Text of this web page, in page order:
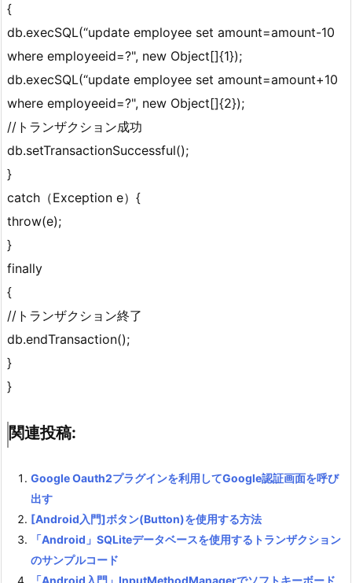
{
db.execSQL(“update employee set amount=amount-10
where employeeid=?", new Object[]{1});
db.execSQL(“update employee set amount=amount+10
where employeeid=?", new Object[]{2});
//トランザクション成功
db.setTransactionSuccessful();
}
catch（Exception e）{
throw(e);
}
finally
{
//トランザクション終了
db.endTransaction();
}
}
関連投稿:
Google Oauth2プラグインを利用してGoogle認証画面を呼び
出す
[Android入門]ボタン(Button)を使用する方法
「Android」SQLiteデータベースを使用するトランザクション
のサンプルコード
「Android入門」InputMethodManagerでソフトキーボード